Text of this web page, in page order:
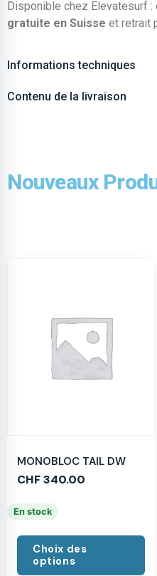
Disponible chez Elevatesurf :
gratuite en Suisse et retrait
Informations techniques
Contenu de la livraison
Nouveaux
MONOBLOC TAIL DW
CHF340.00
En stock
Choix des
options